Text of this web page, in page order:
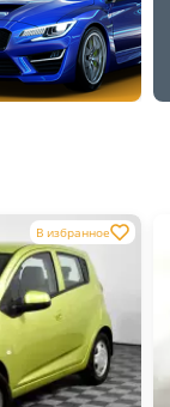
В избранное